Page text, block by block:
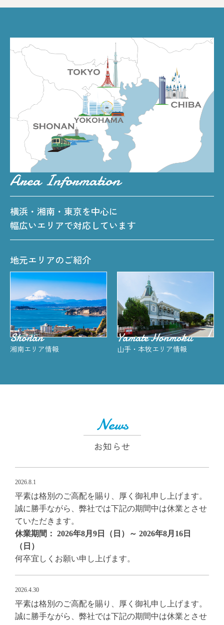
Area Information
横浜・湘南・東京を中心に
幅広いエリアで対応しています
地元エリアのご紹介
Shonan
湘南エリア情報
Yamate Honmoku
山手・本牧エリア情報
News
お知らせ
2026.8.1
平素は格別のご高配を賜り、厚く御礼申し上げます。
誠に勝手ながら、弊社では下記の期間中は休業とさせ
ていただきます。
休業期間： 2026年8月9日（日）～ 2026年8月16日
（日）
何卒宜しくお願い申し上げます。
2026.4.30
平素は格別のご高配を賜り、厚く御礼申し上げます。
誠に勝手ながら、弊社では下記の期間中は休業とさせ